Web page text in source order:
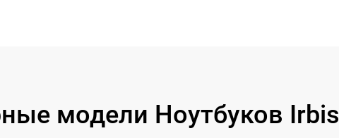
модели Ноутбуков Irbis